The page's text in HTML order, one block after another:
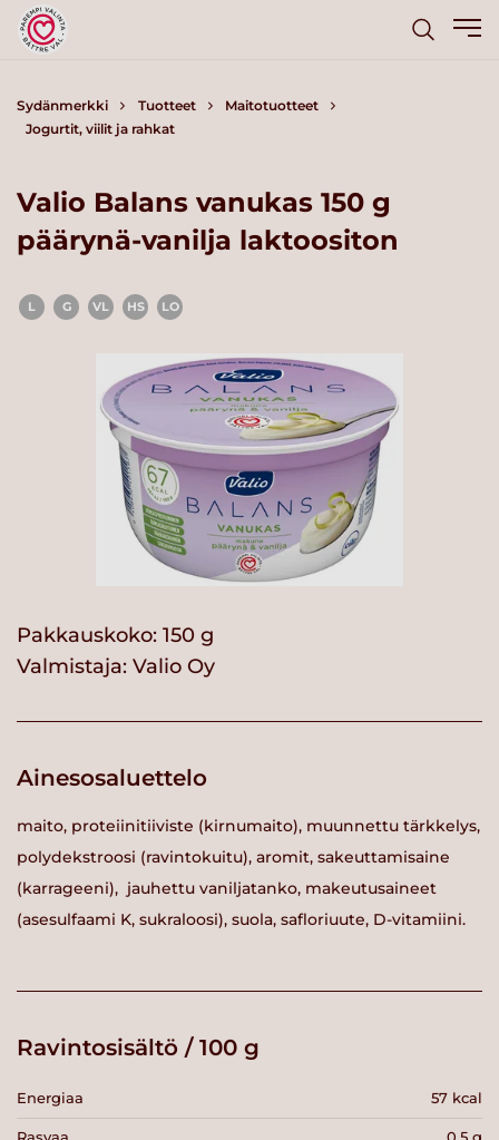
Sydänmerkki Tuotteet
Maitotuotteet
Jogurtit, viilit ja rahkat
Valio Balans vanukas 150 g
päärynä-vanilja laktoositon
L G VL HS LO
Pakkauskoko: 150 g
Valmistaja: Valio Oy
Ainesosaluettelo
maito, proteiinitiiviste (kirnumaito), muunnettu tärkkelys,
polydekstroosi (ravintokuitu), aromit, sakeuttamisaine
(karrageeni), jauhettu vaniljatanko, makeutusaineet
(asesulfaami K, sukraloosi), suola, safloriuute, D-vitamiini.
Ravintosisältö / 100 g
Energiaa 57 kcal